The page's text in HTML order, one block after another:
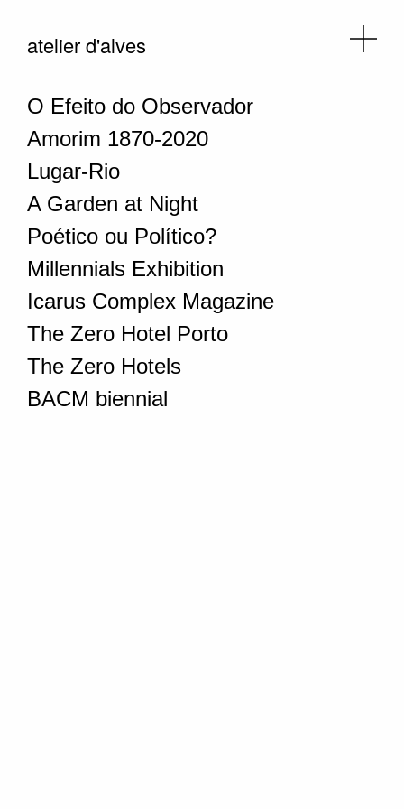
atelier d'alves
O Efeito do Observador
Amorim 1870-2020
Lugar-Rio
A Garden at Night
Poético ou Político?
Millennials Exhibition
Icarus Complex Magazine
The Zero Hotel Porto
The Zero Hotels
BACM biennial